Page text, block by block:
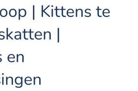
| Kittens te
|
en